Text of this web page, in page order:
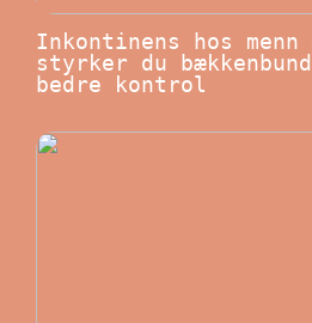
Inkontinens hos menn
styrker du
bedre kontrol